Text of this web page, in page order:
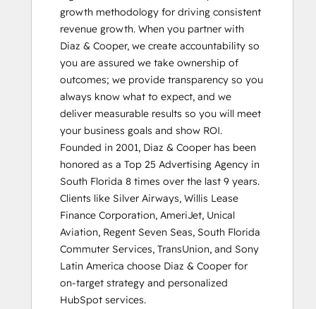
growth methodology for driving consistent
revenue growth. When you partner with
Diaz & Cooper, we create accountability so
you are assured we take ownership of
outcomes; we provide transparency so you
always know what to expect, and we
deliver measurable results so you will meet
your business goals and show ROI.
Founded in 2001, Diaz & Cooper has been
honored as a Top 25 Advertising Agency in
South Florida 8 times over the last 9 years.
Clients like Silver Airways, Willis Lease
Finance Corporation, AmeriJet, Unical
Aviation, Regent Seven Seas, South Florida
Commuter Services, TransUnion, and Sony
Latin America choose Diaz & Cooper for
on-target strategy and personalized
HubSpot services.